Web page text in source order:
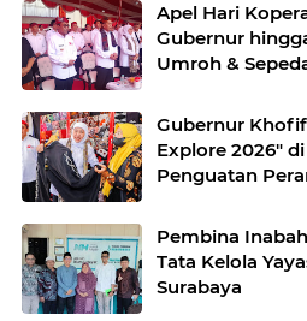
Apel Hari
Gubernur
Umroh &
Gubernur
Explore 2026"
Penguatan
Sekaligus
Pelaku UMKM
Pembina
Tata Kelola
Surabaya